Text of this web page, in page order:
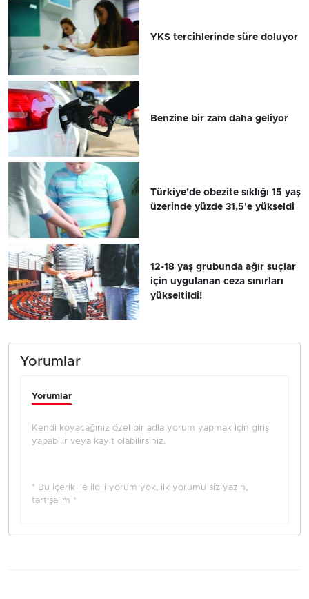
YKS tercihlerinde süre doluyor
Benzine bir zam daha geliyor
Türkiye’de obezite sıklığı 15 yaş
üzerinde yüzde 31,5'e yükseldi
12-18 yaş grubunda ağır suçlar
için uygulanan ceza sınırları
yükseltildi!
Yorumlar
Yorumlar
Kendi koyacağınız özel bir adla yorum yapmak için giriş
yapabilir veya kayıt olabilirsiniz.
* Bu içerik ile ilgili yorum yok, ilk yorumu siz yazın,
tartışalım *